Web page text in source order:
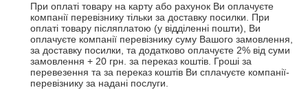
При оплаті товару на карту або рахунок Ви оплачуєте
компанії перевізнику тільки за доставку посилки. При
оплаті товару післяплатою (у відділенні пошти), Ви
оплачуєте компанії перевізнику суму Вашого замовлення,
за доставку посилки, та додатково оплачуєте 2% від суми
замовлення + 20 грн. за переказ коштів. Гроші за
перевезення та за переказ коштів Ви сплачуєте компанії-
перевізнику за надані послуги.